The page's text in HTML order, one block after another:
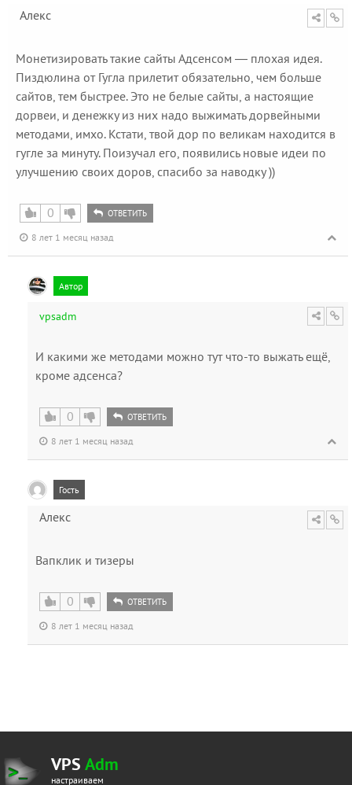
Алекс
Монетизировать такие сайты Адсенсом — плохая идея.
Пиздюлина от Гугла прилетит обязательно, чем больше
сайтов, тем быстрее. Это не белые сайты, а настоящие
дорвеи, и денежку из них надо выжимать дорвейными
методами, имхо. Кстати, твой дор по великам находится в
гугле за минуту. Поизучал его, появились новые идеи по
улучшению своих доров, спасибо за наводку ))
0 ОТВЕТИТЬ
8 лет 1 месяц назад
Автор
vpsadm
И какими же методами можно тут что-то выжать ещё,
кроме адсенса?
0 ОТВЕТИТЬ
8 лет 1 месяц назад
Гость
Алекс
Вапклик и тизеры
0 ОТВЕТИТЬ
8 лет 1 месяц назад
VPS Adm
настраиваем